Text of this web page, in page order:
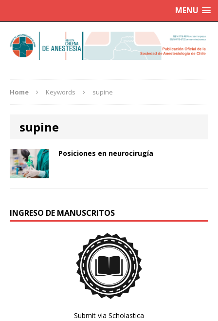
MENU
Home Keywords supine
supine
Posiciones en neurocirugía
INGRESO DE MANUSCRITOS
Submit via Scholastica